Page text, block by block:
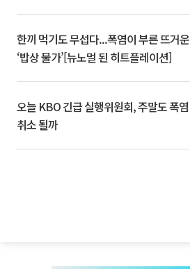
한끼 먹기도 무섭다...폭염이 부른 뜨거운
‘밥상 물가’[뉴노멀 된 히트플레이션]
오늘 KBO 긴급 실행위원회, 주말도 폭염
취소 될까